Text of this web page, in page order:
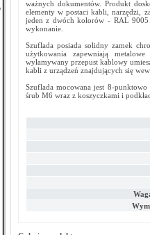
ważnych dokumentów. Produkt
elementy w postaci kabli, narzędzi,
jeden z dwóch kolorów - RAL
wykonanie.
Szuflada posiada solidny zamek
użytkowania zapewniają
wyłamywany przepust kablowy
kabli z urządzeń znajdujących się
Szuflada mocowana jest 8-
śrub M6 wraz z koszyczkami i